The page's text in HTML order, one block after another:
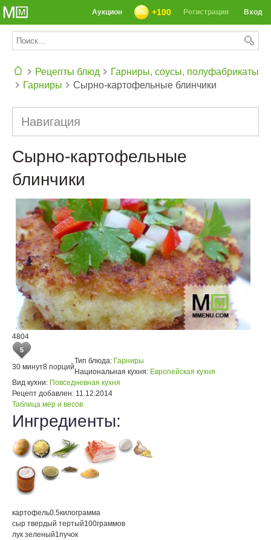
Вход
Регистрация
+100
Аукцион
Рецепты блюд
Гарниры, соусы, полуфабрикаты
Гарниры
Сырно-картофельные блинчики
Навигация
Сырно-картофельные
блинчики
4804
5
30 минут8 порций
Тип блюда: Гарниры
Национальная кухня: Европейская кухня
Вид кухни: Повседневная кухня
Рецепт добавлен: 11.12.2014
Таблица мер и весов
Ингредиенты:
картофель0.5килограмма
сыр твердый тертый100граммов
лук зеленый1пучок